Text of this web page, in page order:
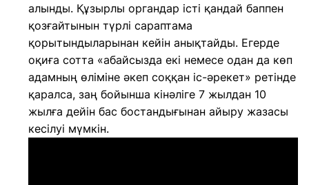
алынды. Құзырлы органдар істі қандай баппен
қозғайтынын түрлі сараптама
қорытындыларынан кейін анықтайды. Егерде
оқиға сотта «абайсызда екі немесе одан да көп
адамның өліміне әкеп соққан іс-әрекет» ретінде
қаралса, заң бойынша кінәліге 7 жылдан 10
жылға дейін бас бостандығынан айыру жазасы
кесілуі мүмкін.